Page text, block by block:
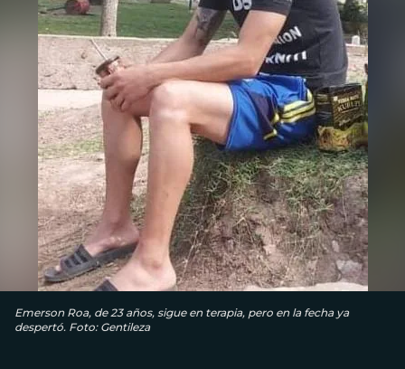
Emerson Roa, de 23 años, sigue en terapia, pero en la fecha ya
despertó. Foto: Gentileza